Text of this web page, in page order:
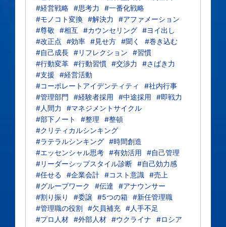
#経営戦略 #思考力
#一番化戦略
#モノコト変換 #解決力
#アファメーション
#尊敬
#相互 #カウンセリング #ヨイ出し
#改正点
#効率 #見せ方 #聞く
#巻き込む
#自己成長 #リフレクション
#習慣
#行動変革 #行動習慣 #交渉力
#さばき力
#支援
#経営活動
#コーポレートアイデンティティ
#社内行事
#管理部門
#経験者採用 #中途採用
#即戦力
#人間力
#マネジメントサイクル
#部下ノート
#整理
#整頓
#クリティカルシンキング
#ラテラルシンキング #時間創造
#エッセンシャル思考 #有効活用
#自己管理
#リーダーシップスタイル診断 #自己効力感
#任せる
#企業会計 #コスト意識 #売上
#グループワーク
#伝達
#アナウンサー
#割り振り
#委譲 #5つの箱 #新任管理職
#管理職の役割 #欠員補充 #人手不足
#プロ人材 #外部人材 #ウクライナ
#ロシア